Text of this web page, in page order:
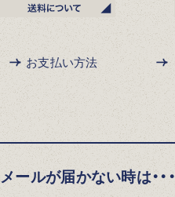
お支払い方法
メールが届かない時は・・・